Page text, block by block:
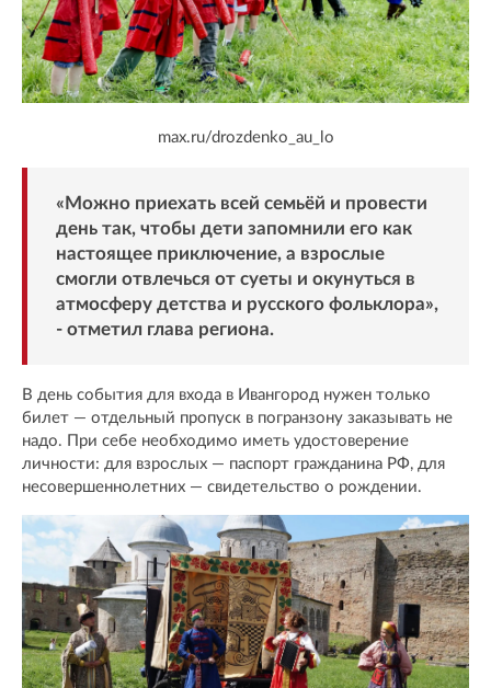
max.ru/drozdenko_au_lo
«Можно приехать всей семьёй и провести
день так, чтобы дети запомнили его как
настоящее приключение, а взрослые
смогли отвлечься от суеты и окунуться в
атмосферу детства и русского фольклора»,
- отметил глава региона.
В день события для входа в Ивангород нужен только
билет — отдельный пропуск в погранзону заказывать не
надо. При себе необходимо иметь удостоверение
личности: для взрослых — паспорт гражданина РФ, для
несовершеннолетних — свидетельство о рождении.